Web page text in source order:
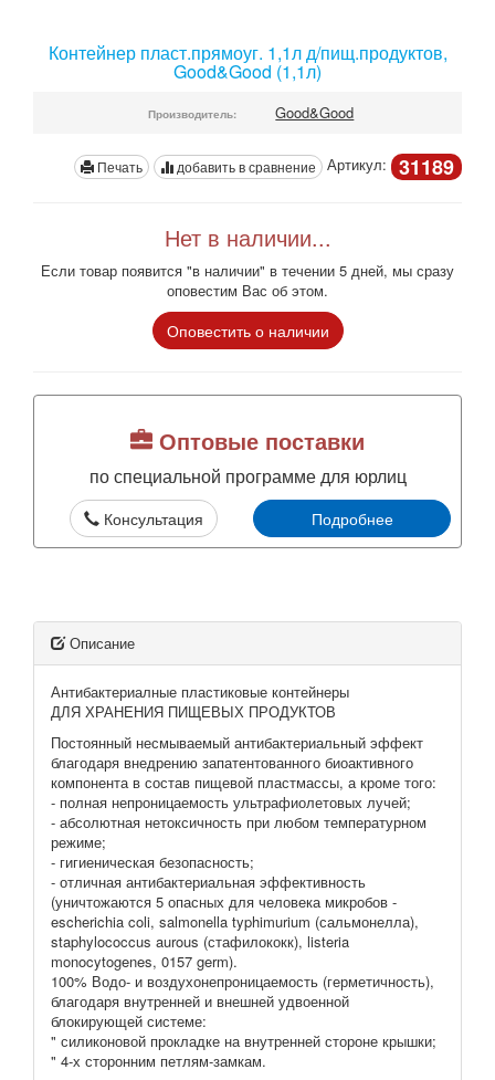
Контейнер пласт.прямоуг. 1,1л д/пищ.продуктов,
Good&Good (1,1л)
Производитель: Good&Good
Печать добавить в сравнение Артикул: 31189
Нет в наличии...
Если товар появится "в наличии" в течении 5 дней, мы сразу
оповестим Вас об этом.
Оповестить о наличии
Оптовые поставки
по специальной программе для юрлиц
Консультация Подробнее
Описание
Антибактериалные пластиковые контейнеры
ДЛЯ ХРАНЕНИЯ ПИЩЕВЫХ ПРОДУКТОВ
Постоянный несмываемый антибактериальный эффект
благодаря внедрению запатентованного биоактивного
компонента в состав пищевой пластмассы, а кроме того:
- полная непроницаемость ультрафиолетовых лучей;
- абсолютная нетоксичность при любом температурном
режиме;
- гигиеническая безопасность;
- отличная антибактериальная эффективность
(уничтожаются 5 опасных для человека микробов -
escherichia coli, salmonella typhimurium (сальмонелла),
staphylococcus aurous (стафилококк), listeria
monocytogenes, 0157 germ).
100% Водо- и воздухонепроницаемость (герметичность),
благодаря внутренней и внешней удвоенной
блокирующей системе:
" силиконовой прокладке на внутренней стороне крышки;
" 4-х сторонним петлям-замкам.